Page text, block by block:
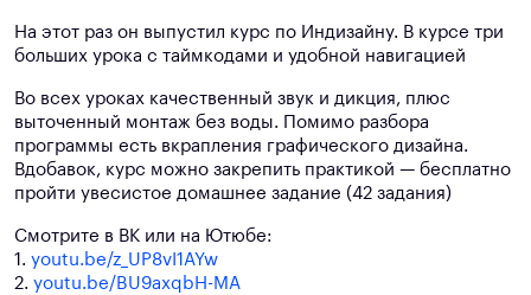
На этот раз он выпустил курс по Индизайну. В курсе три
больших урока с таймкодами и удобной навигацией
Во всех уроках качественный звук и дикция, плюс
выточенный монтаж без воды. Помимо разбора
программы есть вкрапления графического дизайна.
Вдобавок, курс можно закрепить практикой — бесплатно
пройти увесистое домашнее задание (42 задания)
Смотрите в ВК или на Ютюбе:
1. youtu.be/z_UP8vI1AYw
2. youtu.be/BU9axqbH-MA